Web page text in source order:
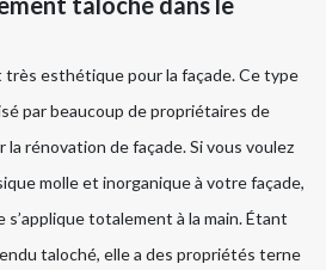
esthétique pour la façade. Ce type
par beaucoup de propriétaires de
la rénovation de façade. Si vous voulez
molle et inorganique à votre façade,
s’applique totalement à la main. Étant
taloché, elle a des propriétés terne